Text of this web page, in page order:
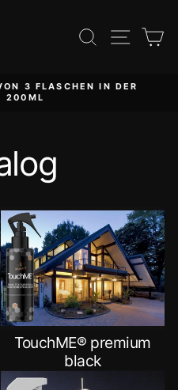
Suche
3 FLASCHEN IN DER
200ML
TouchME® premium
black